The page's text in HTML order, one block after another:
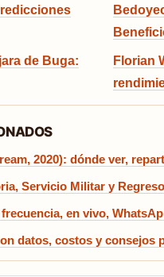
de Buga:
Florian
2020): dónde ver,
Servicio Militar y
en vivo,
datos, costos y consejos